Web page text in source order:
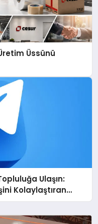
Üssünü
Ulaşın:
Kolaylaştıran